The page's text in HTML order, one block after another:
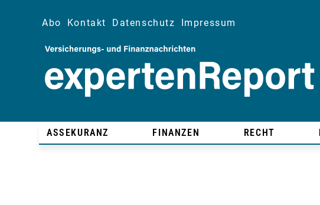
Abo Kontakt Datenschutz Impressum
ASSEKURANZ FINANZEN RECHT